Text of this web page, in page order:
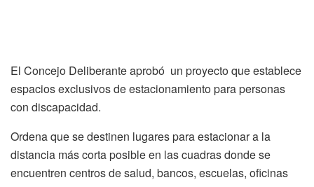
El Concejo Deliberante aprobó un proyecto que establece
espacios exclusivos de estacionamiento para personas
con discapacidad.
Ordena que se destinen lugares para estacionar a la
distancia más corta posible en las cuadras donde se
encuentren centros de salud, bancos, escuelas, oficinas